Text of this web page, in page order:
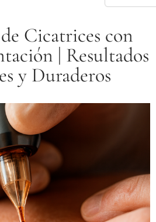
Cicatrices con
| Resultados
y Duraderos